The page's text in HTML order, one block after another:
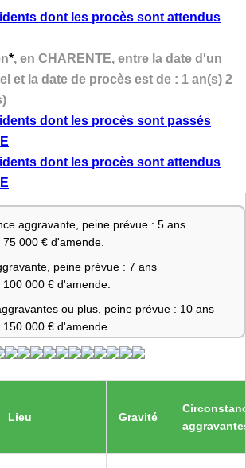
*, en CHARENTE, entre la date d'un
et la date de procès est de : 1 an(s) 2
aggravante, peine prévue : 5 ans
000 € d'amende.
peine prévue : 7 ans
000 € d'amende.
ou plus, peine prévue : 10 ans
000 € d'amende.
Lieu Gravité